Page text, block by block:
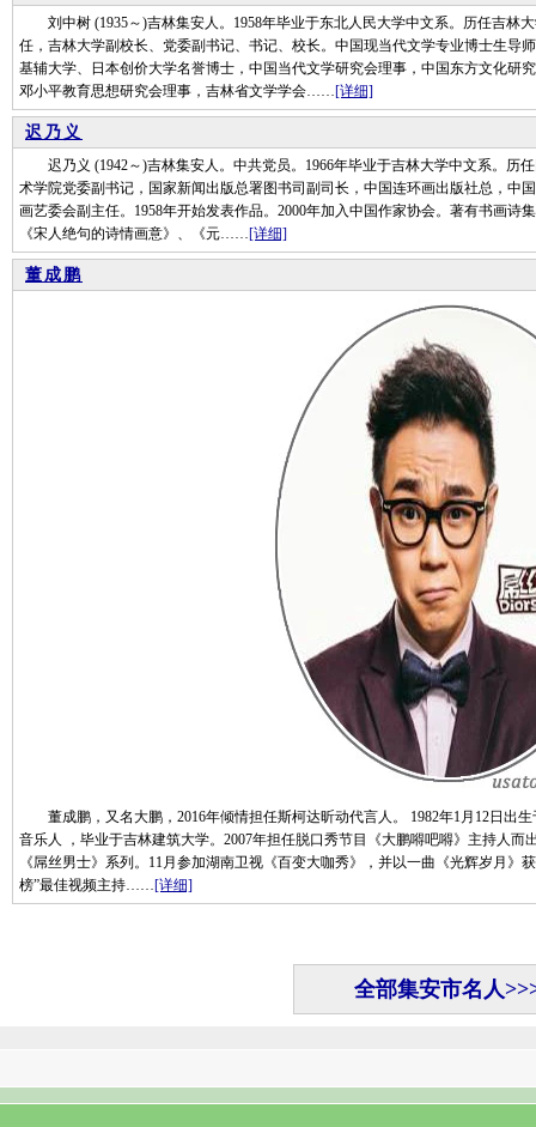
刘中树 (1935～)吉林集安人。1958年毕业于东北人民大学中文系。历任吉林
任，吉林大学副校长、党委副书记、书记、校长。中国现当代文学专业博士生导
基辅大学、日本创价大学名誉博士，中国当代文学研究会理事，中国东方文化研
邓小平教育思想研究会理事，吉林省文学学会……[详细]
迟乃义
迟乃义 (1942～)吉林集安人。中共党员。1966年毕业于吉林大学中文系。历
术学院党委副书记，国家新闻出版总署图书司副司长，中国连环画出版社总，中
画艺委会副主任。1958年开始发表作品。2000年加入中国作家协会。著有书画诗
《宋人绝句的诗情画意》、《元……[详细]
董成鹏
董成鹏，又名大鹏，2016年倾情担任斯柯达昕动代言人。 1982年1月12日出
音乐人 ，毕业于吉林建筑大学。2007年担任脱口秀节目《大鹏嘚吧嘚》主持人而
《屌丝男士》系列。11月参加湖南卫视《百变大咖秀》，并以一曲《光辉岁月》
榜”最佳视频主持……[详细]
全部集安市名人